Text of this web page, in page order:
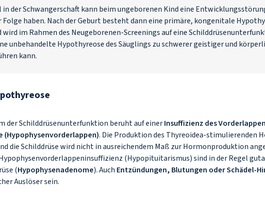
in der Schwangerschaft kann beim ungeborenen Kind eine
Folge haben. Nach der Geburt besteht dann eine primäre, kongenitale
wird im Rahmen des Neugeborenen-Screenings auf eine
unbehandelte Hypothyreose des Säuglings zu schwerer geistiger und
kann.
der Schilddrüsenunterfunktion beruht auf einerInsuffizienz des
(Hypophysenvorderlappen). Die Produktion des Thyreoidea-stimulierenden
die Schilddrüse wird nicht in ausreichendem Maß zur Hormonproduktion
(Hypopituitarismus) sind in der Regel
(Hypophysenadenome). Auch Entzündungen, Blutungen oder Schädel-
Auslöser sein.